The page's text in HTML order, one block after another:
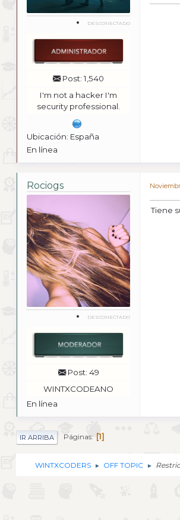
DESCONECTADO
Post: 1,540
I'm not a hacker I'm
security professional.
Ubicación: España
En línea
Rociogs
DESCONECTADO
Post: 49
WINTXCODEANO
En línea
Tiene
IR ARRIBA Páginas 1
WINTXCODERS ► OFF TOPIC ►